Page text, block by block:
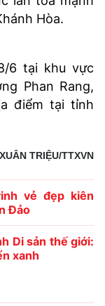
Hòa.
6 tại khu vực
Phan Rang,
điểm tại tỉnh
XUÂN TRIỆU/TTXVN
vẻ đẹp kiên
Đảo
Di sản thế giới:
xanh